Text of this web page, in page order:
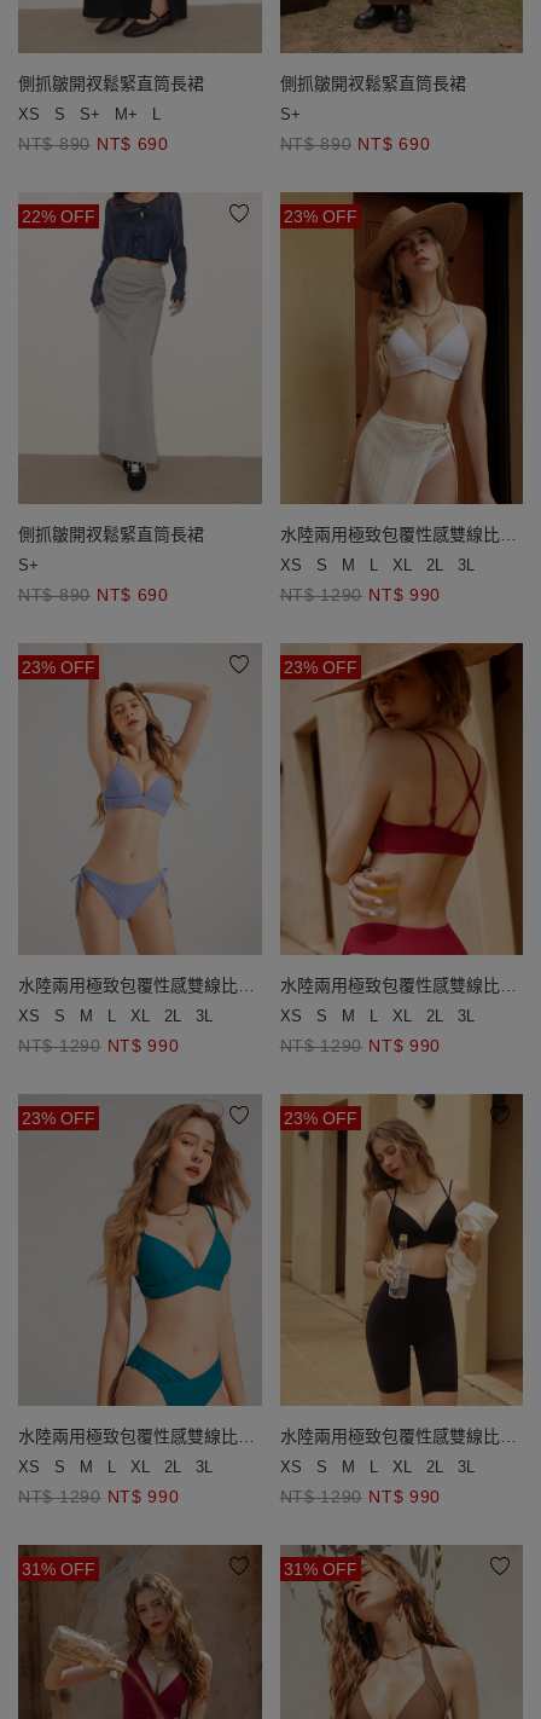
側抓皺開衩鬆緊直筒長裙
XS S S+ M+
NT$ 890 NT$ 690
側抓皺開衩鬆緊直筒長裙
S+
NT$ 890 NT$ 690
22% OFF
側抓皺開衩鬆緊直筒長裙
S+
NT$ 890 NT$ 690
23% OFF
水陸兩用極致包覆性感雙線比基
尼(厚杯款)
XS S M L XL 2L 3L
NT$ 1290 NT$ 990
23% OFF
水陸兩用極致包覆性感雙線比基
尼(厚杯款)
XS S M L XL 2L 3L
NT$ 1290 NT$ 990
23% OFF
水陸兩用極致包覆性感雙線比基
尼(厚杯款)
XS S M L XL 2L 3L
NT$ 1290 NT$ 990
23% OFF
水陸兩用極致包覆性感雙線比基
尼(厚杯款)
XS S M L XL 2L 3L
NT$ 1290 NT$ 990
23% OFF
水陸兩用極致包覆性感雙線比基
尼(厚杯款)
XS S M L XL 2L 3L
NT$ 1290 NT$ 990
31% OFF 31% OFF